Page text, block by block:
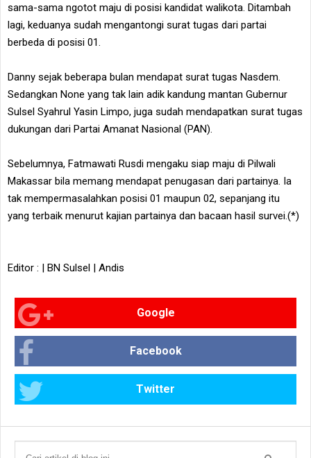
sama-sama ngotot maju di posisi kandidat walikota. Ditambah
lagi, keduanya sudah mengantongi surat tugas dari partai
berbeda di posisi 01.
Danny sejak beberapa bulan mendapat surat tugas Nasdem.
Sedangkan None yang tak lain adik kandung mantan Gubernur
Sulsel Syahrul Yasin Limpo, juga sudah mendapatkan surat tugas
dukungan dari Partai Amanat Nasional (PAN).
Sebelumnya, Fatmawati Rusdi mengaku siap maju di Pilwali
Makassar bila memang mendapat penugasan dari partainya. Ia
tak mempermasalahkan posisi 01 maupun 02, sepanjang itu
yang terbaik menurut kajian partainya dan bacaan hasil survei.(*)
Editor : | BN Sulsel | Andis
Google
Facebook
Twitter